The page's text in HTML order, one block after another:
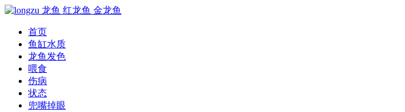
首页
鱼缸水质
龙鱼发色
喂食
伤病
状态
兜嘴掉眼